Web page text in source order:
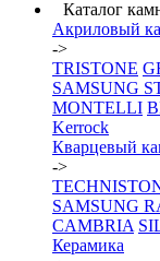
Каталог
Акриловый
->
TRISTONE
SAMSUNG
MONTELLI
Kerrock
Кварцевый
->
SAMSUNG
CAMBRIA
Керамика